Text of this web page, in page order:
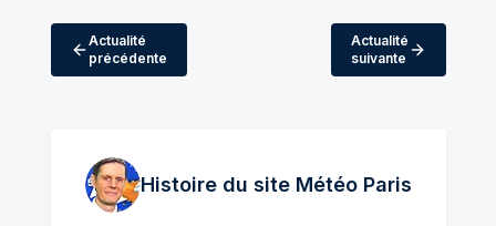
Actualité
précédente
Actualité
suivante
Histoire du site MétéoParis